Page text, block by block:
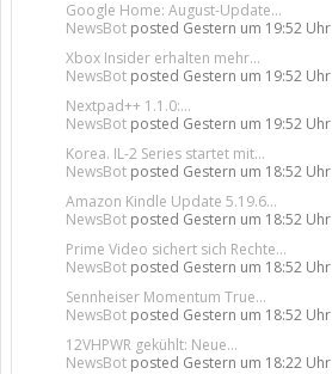
Google Home: August-Update...
NewsBot posted Gestern um 19:52 Uhr
Xbox Insider erhalten mehr...
NewsBot posted Gestern um 19:52 Uhr
Nextpad++ 1.1.0:...
NewsBot posted Gestern um 19:52 Uhr
Korea. IL-2 Series startet mit...
NewsBot posted Gestern um 18:52 Uhr
Amazon Kindle Update 5.19.6...
NewsBot posted Gestern um 18:52 Uhr
Prime Video sichert sich Rechte...
NewsBot posted Gestern um 18:52 Uhr
Sennheiser Momentum True...
NewsBot posted Gestern um 18:52 Uhr
12VHPWR gekühlt: Neue...
NewsBot posted Gestern um 18:22 Uhr